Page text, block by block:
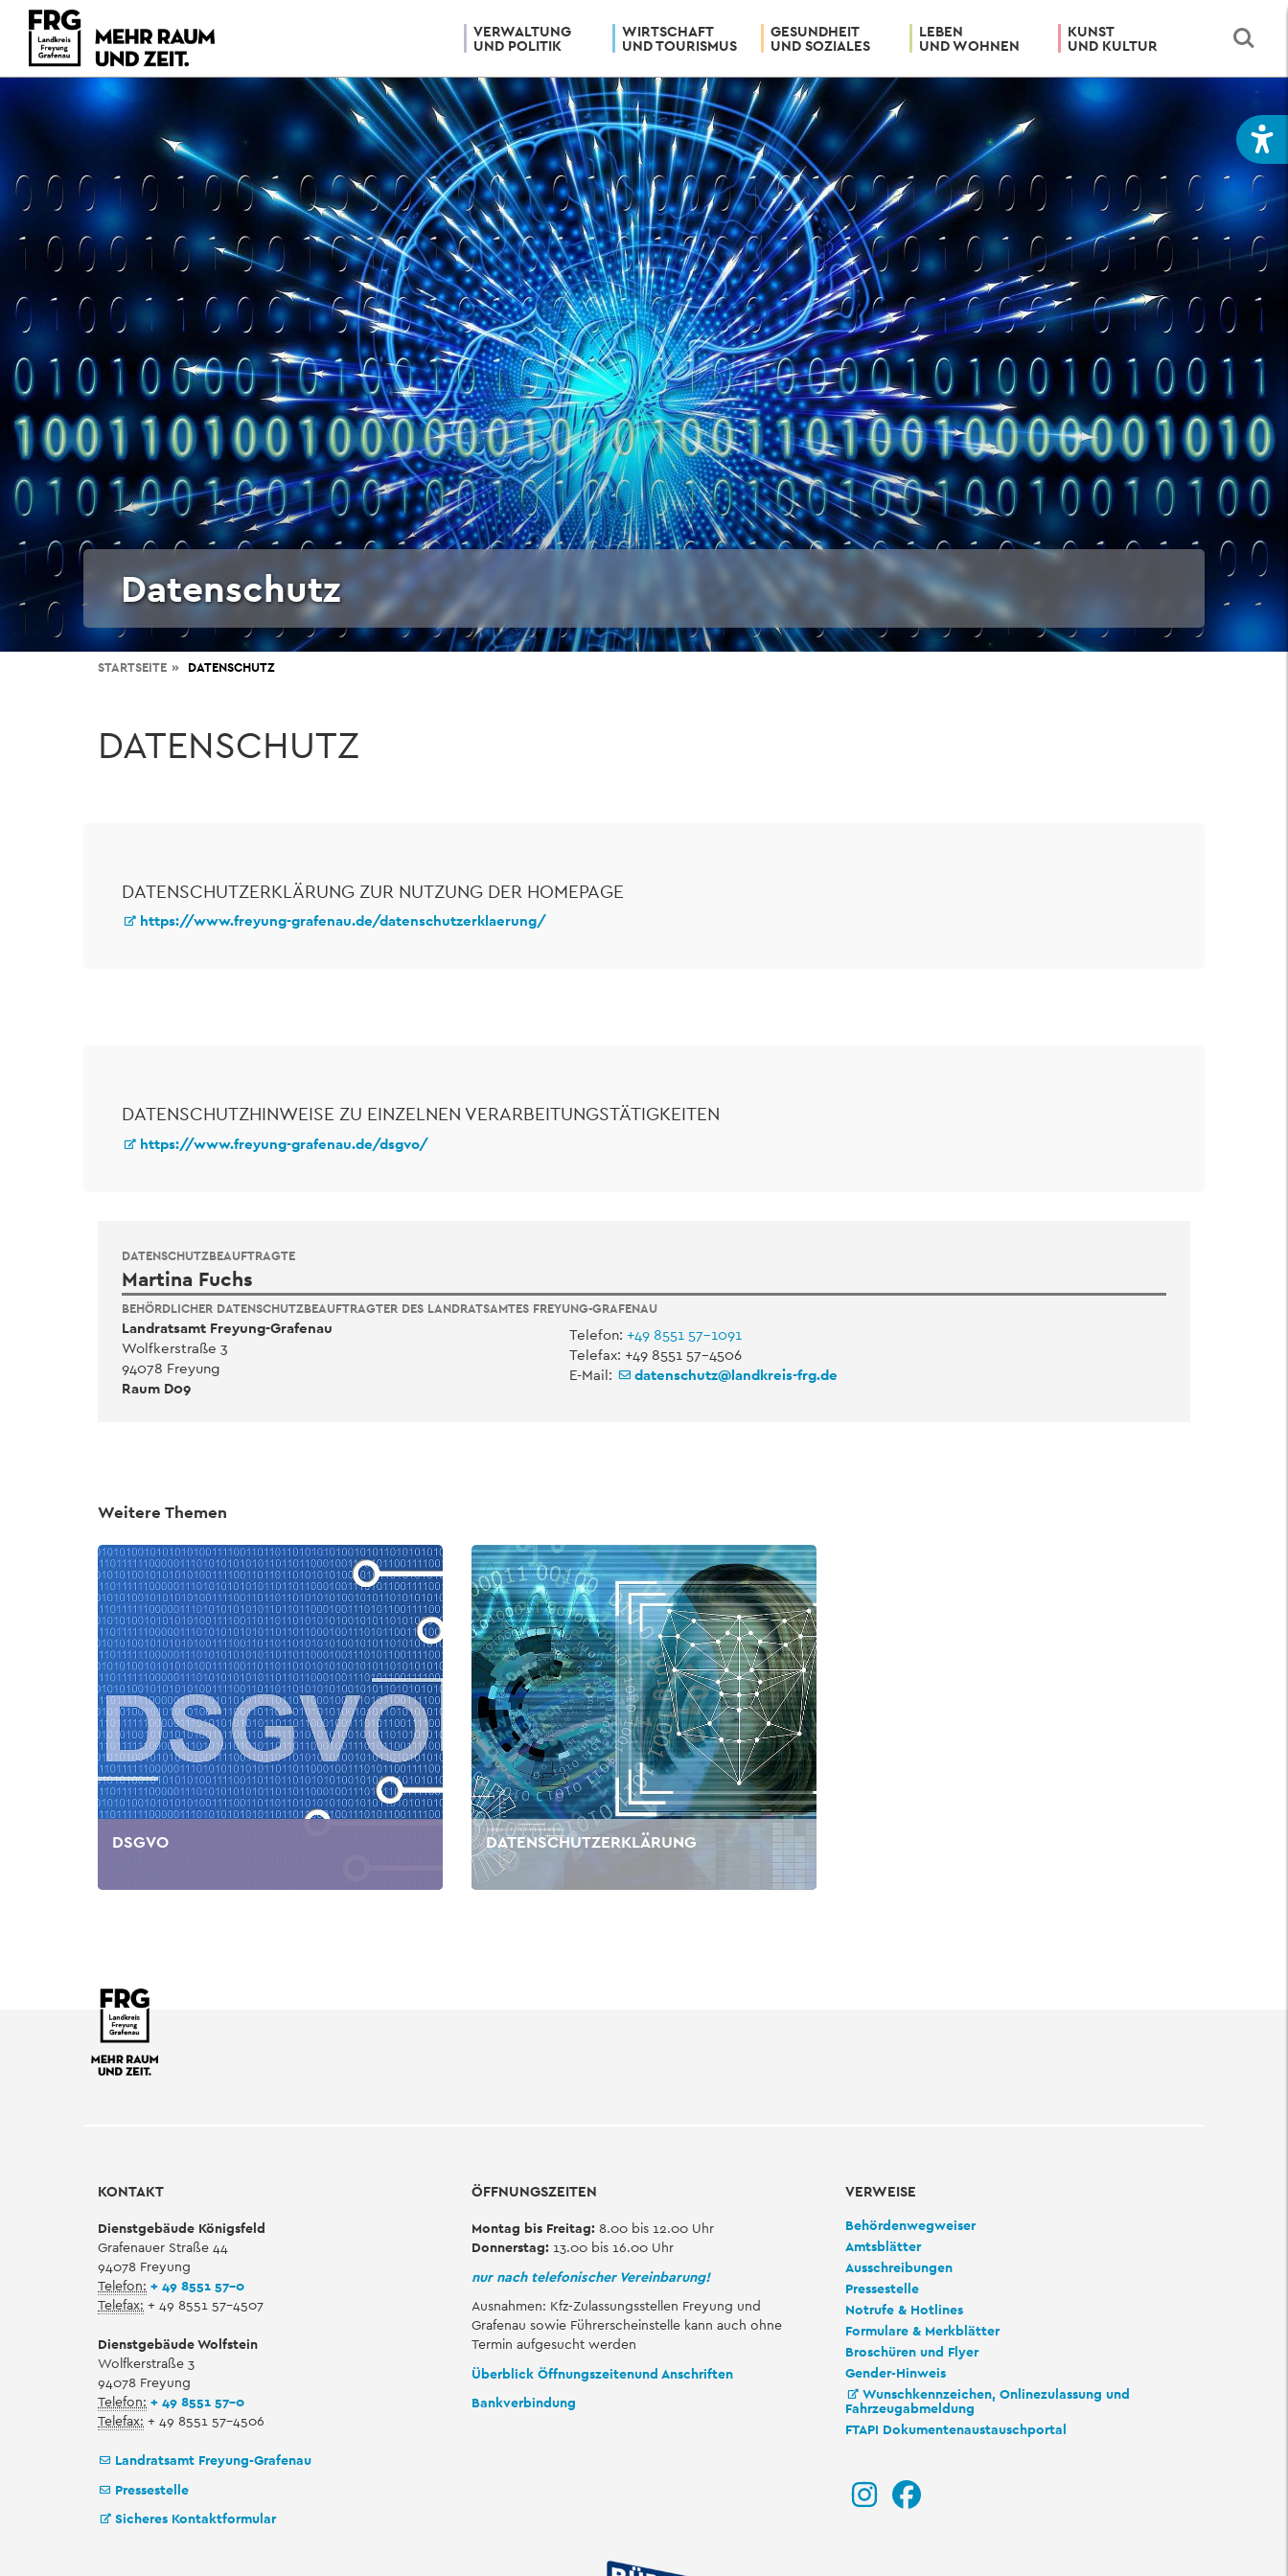
VERWALTUNG
UND POLITIK
WIRTSCHAFT
UND TOURISMUS
GESUNDHEIT
UND SOZIALES
LEBEN
UND WOHNEN
KUNST
UND KULTUR
Datenschutz
STARTSEITE DATENSCHUTZ
DATENSCHUTZ
DATENSCHUTZERKLÄRUNG ZUR NUTZUNG DER HOMEPAGE
https://www.freyung-grafenau.de/datenschutzerklaerung/
DATENSCHUTZHINWEISE ZU EINZELNEN VERARBEITUNGSTÄTIGKEITEN
https://www.freyung-grafenau.de/dsgvo/
DATENSCHUTZBEAUFTRAGTE
Martina Fuchs
BEHÖRDLICHER DATENSCHUTZBEAUFTRAGTER DES LANDRATSAMTES FREYUNG-GRAFENAU
Landratsamt Freyung-Grafenau
Wolfkerstraße 3
94078 Freyung
Raum D09
Telefon: +49 8551 57-1091
Telefax: +49 8551 57-4506
E-Mail:
datenschutz@landkreis-frg.de
Weitere Themen
DSGVO DATENSCHUTZERKLÄRUNG
KONTAKT
Dienstgebäude Königsfeld
Grafenauer Straße 44
94078 Freyung
Telefon: + 49 8551 57-0
Telefax: + 49 8551 57-4507
Dienstgebäude Wolfstein
Wolfkerstraße 3
94078 Freyung
Telefon: + 49 8551 57-0
Telefax: + 49 8551 57-4506
Landratsamt Freyung-Grafenau
Pressestelle
Sicheres Kontaktformular
ÖFFNUNGSZEITEN
Montag bis Freitag: 8.00 bis 12.00 Uhr
Donnerstag: 13.00 bis 16.00 Uhr
nur nach telefonischer Vereinbarung!
Ausnahmen: Kfz-Zulassungsstellen Freyung und
Grafenau sowie Führerscheinstelle kann auch ohne
Termin aufgesucht werden
Überblick Öffnungszeitenund Anschriften
Bankverbindung
VERWEISE
Behördenwegweiser
Amtsblätter
Ausschreibungen
Pressestelle
Notrufe & Hotlines
Formulare & Merkblätter
Broschüren und Flyer
Gender-Hinweis
Wunschkennzeichen, Onlinezulassung und
Fahrzeugabmeldung
FTAPI Dokumentenaustauschportal